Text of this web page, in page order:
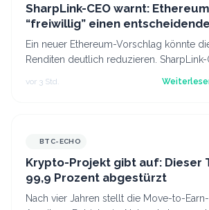
SharpLink-CEO warnt:
“freiwillig” einen
verlieren
Ein neuer Ethereum-Vorschlag könnte
Renditen deutlich reduzieren.
vor 3 Std.
BTC-ECHO
Krypto-Projekt gibt auf: Dieser
99,9 Prozent abgestürzt
Nach vier Jahren stellt die Move-to-